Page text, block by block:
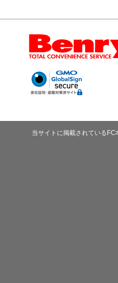
当サイトに掲載されている